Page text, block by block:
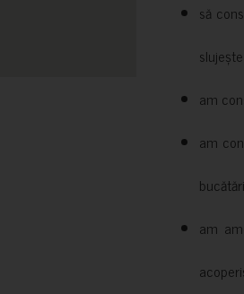
să
am
am
am